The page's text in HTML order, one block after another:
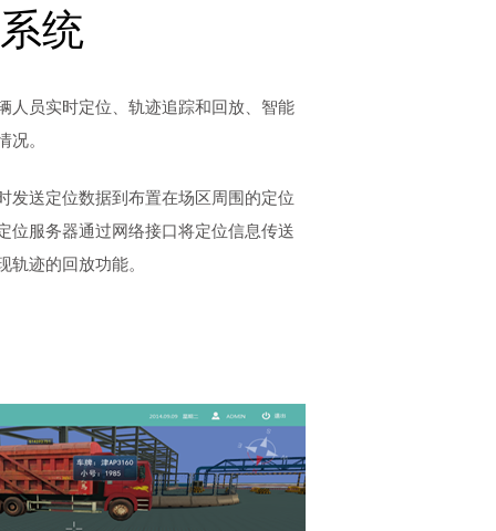
统
人员实时定位、轨迹追踪和回放、智能
况。
发送定位数据到布置在场区周围的定位
位服务器通过网络接口将定位信息传送
迹的回放功能。